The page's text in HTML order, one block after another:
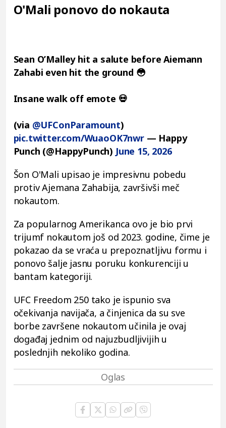
O'Mali ponovo do nokauta
Sean O’Malley hit a salute before Aiemann
Zahabi even hit the ground 😳
Insane walk off emote 💀
(via @UFConParamount)
pic.twitter.com/WuaoOK7nwr — Happy
Punch (@HappyPunch) June 15, 2026
Šon O'Mali upisao je impresivnu pobedu
protiv Ajemana Zahabija, završivši meč
nokautom.
Za popularnog Amerikanca ovo je bio prvi
trijumf nokautom još od 2023. godine, čime je
pokazao da se vraća u prepoznatljivu formu i
ponovo šalje jasnu poruku konkurenciji u
bantam kategoriji.
UFC Freedom 250 tako je ispunio sva
očekivanja navijača, a činjenica da su sve
borbe završene nokautom učinila je ovaj
događaj jednim od najuzbudljivijih u
poslednjih nekoliko godina.